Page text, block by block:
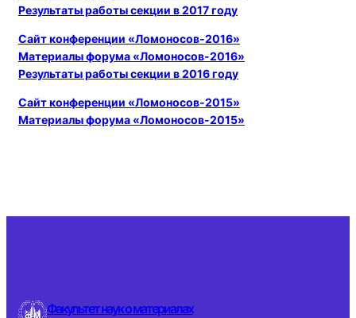
Результаты работы секции в 2017 году
Сайт конференции «Ломоносов-2016»
Материалы форума «Ломоносов-2016»
Результаты работы секции в 2016 году
Сайт конференции «Ломоносов-2015»
Материалы форума «Ломоносов-2015»
Факультет наук о материалах